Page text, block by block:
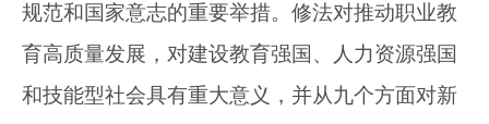
规范和国家意志的重要举措。修法对推动职业教
育高质量发展，对建设教育强国、人力资源强国
和技能型社会具有重大意义，并从九个方面对新